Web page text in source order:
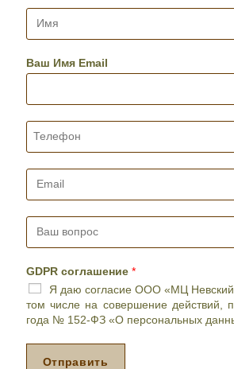
И
*Ваш Имя Email
Т
е
о
н
E
i
*
В
в
о
с
GDPR соглашение *
Я даю согласие ООО «МЦ
том числе на совершение действий,
года № 152-ФЗ «О персональных
Отправить